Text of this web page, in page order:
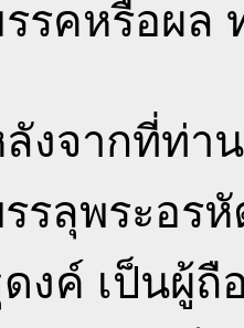
รคหรือผล
งจากที่ท่า
รลุพระอร
งค์ เป็นผู้ถื